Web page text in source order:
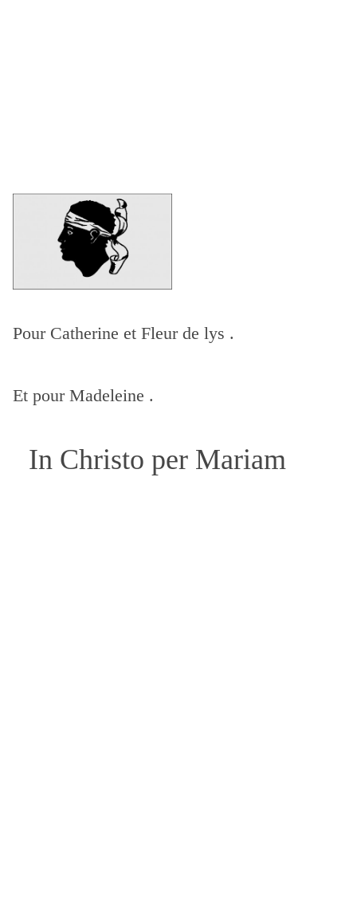
Pour Catherine et Fleur de lys .
Et pour Madeleine .
In Christo per Mariam